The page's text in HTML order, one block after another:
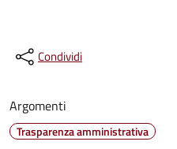
Condividi
Argomenti
Trasparenza amministrativa